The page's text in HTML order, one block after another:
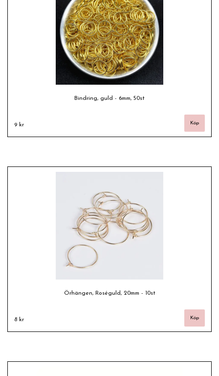
Bindring, guld - 6mm, 50st
9 kr
Örhängen, Roséguld, 20mm - 10st
8 kr